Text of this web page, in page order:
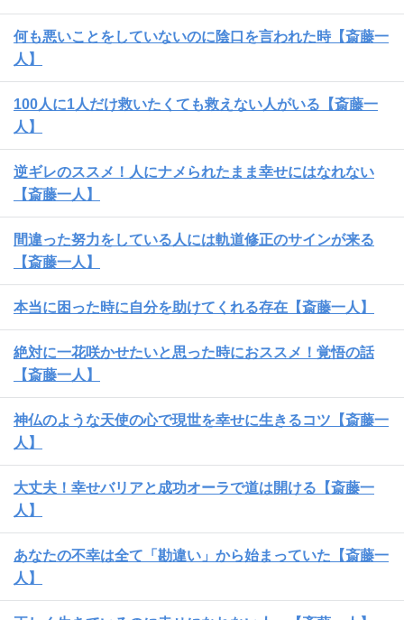
何も悪いことをしていないのに陰口を言われた時【斎藤一
人】
100人に1人だけ救いたくても救えない人がいる【斎藤一
人】
逆ギレのススメ！人にナメられたまま幸せにはなれない
【斎藤一人】
間違った努力をしている人には軌道修正のサインが来る
【斎藤一人】
本当に困った時に自分を助けてくれる存在【斎藤一人】
絶対に一花咲かせたいと思った時におススメ！覚悟の話
【斎藤一人】
神仏のような天使の心で現世を幸せに生きるコツ【斎藤一
人】
大丈夫！幸せバリアと成功オーラで道は開ける【斎藤一
人】
あなたの不幸は全て「勘違い」から始まっていた【斎藤一
人】